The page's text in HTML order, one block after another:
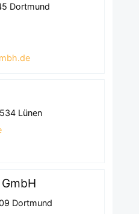
Dortmund
Lünen
Dortmund